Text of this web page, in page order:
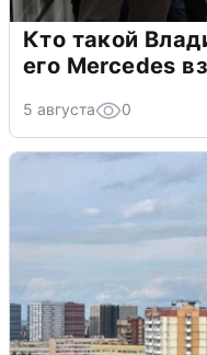
Кто такой
его Mercedes
5 августа 0